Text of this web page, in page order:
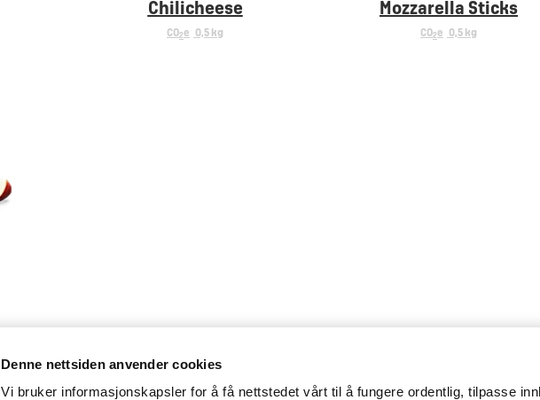
Denne nettsiden anvender cookies
Vi bruker informasjonskapsler for å få nettstedet vårt til å fungere ordentlig, tilpasse
Chilicheese
CO2e 0,5 kg
Mozzarella Sticks
CO2e 0,5 kg